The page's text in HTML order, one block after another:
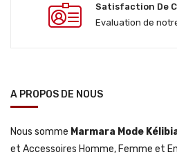
Satisfaction De
Evaluation de
A PROPOS DE NOUS
Nous somme Marmara Mode
et Accessoires Homme, Femme et